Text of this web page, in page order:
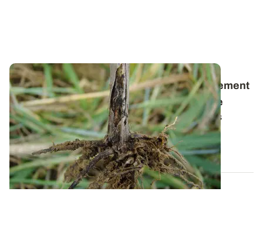
Maladies des céréales - Les rotations fortement
céréalières favorisent le piétin-échaudage
C’est un champignon qui contamine les racines des
graminées. En fin de cycle, il conduit à...
19 JUIN 2014